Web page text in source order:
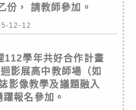
份， 請教師參加。
12-12
112學年共好合作計畫
影展高中教師場（如
影像教學及議題融入
報名參加。